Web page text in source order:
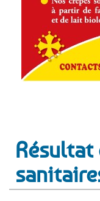
Résultat